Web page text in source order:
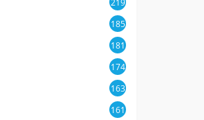
185
181
174
163
161